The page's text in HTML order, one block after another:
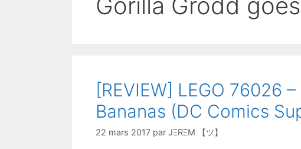
[REVIEW] LEGO 76026
Bananas (DC Comics
22 mars 2017 par JΞRΞM 【ツ】